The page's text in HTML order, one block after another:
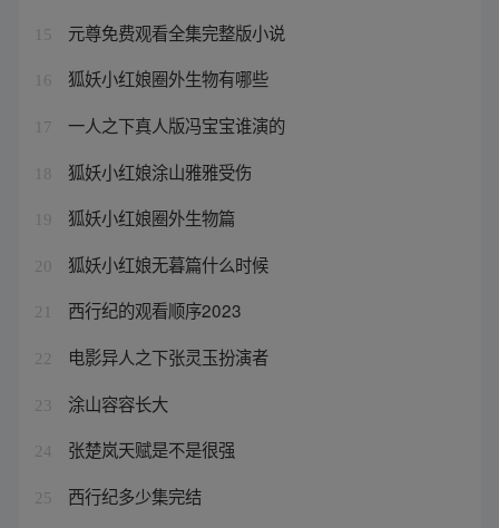
15 元尊免费观看全集完整版小说
16 狐妖小红娘圈外生物有哪些
17 一人之下真人版冯宝宝谁演的
18 狐妖小红娘涂山雅雅受伤
19 狐妖小红娘圈外生物篇
20 狐妖小红娘无暮篇什么时候
21 西行纪的观看顺序2023
22 电影异人之下张灵玉扮演者
23 涂山容容长大
24 张楚岚天赋是不是很强
25 西行纪多少集完结